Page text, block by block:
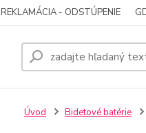
REKLAMÁCIA - ODSTÚPENIE
Úvod Bidetové batérie